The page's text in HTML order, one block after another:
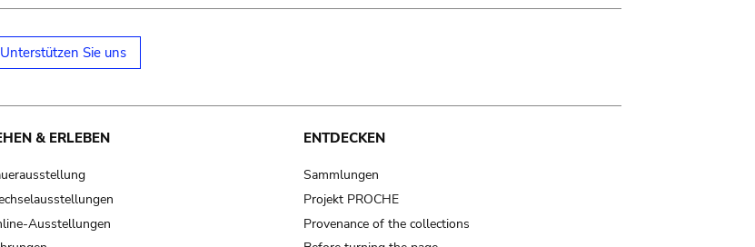
Unterstützen Sie uns
& ERLEBEN
Ausstellungen
ENTDECKEN
Sammlungen
Projekt PROCHE
Provenance of the collections